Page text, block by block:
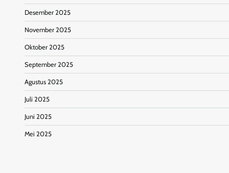
Desember 2025
November 2025
Oktober 2025
September 2025
Agustus 2025
Juli 2025
Juni 2025
Mei 2025